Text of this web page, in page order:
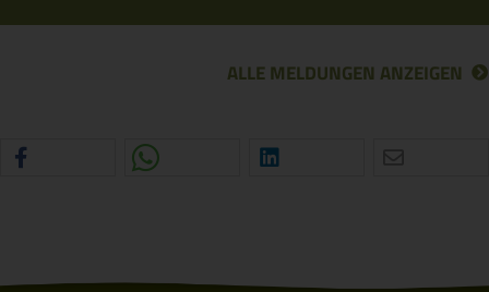
ALLE MELDUNGEN ANZEIGEN